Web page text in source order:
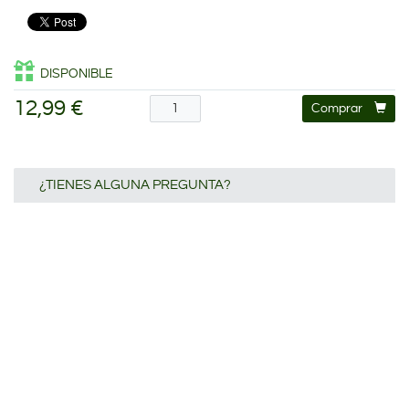
DISPONIBLE
12,99 € Comprar
¿TIENES ALGUNA PREGUNTA?